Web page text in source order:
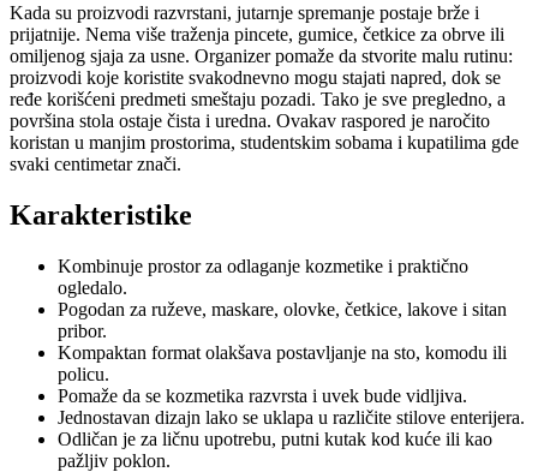
Kada su proizvodi razvrstani, jutarnje spremanje postaje brže i
prijatnije. Nema više traženja pincete, gumice, četkice za obrve ili
omiljenog sjaja za usne. Organizer pomaže da stvorite malu rutinu:
proizvodi koje koristite svakodnevno mogu stajati napred, dok se
ređe korišćeni predmeti smeštaju pozadi. Tako je sve pregledno, a
površina stola ostaje čista i uredna. Ovakav raspored je naročito
koristan u manjim prostorima, studentskim sobama i kupatilima gde
svaki centimetar znači.
Karakteristike
Kombinuje prostor za odlaganje kozmetike i praktično
ogledalo.
Pogodan za ruževe, maskare, olovke, četkice, lakove i sitan
pribor.
Kompaktan format olakšava postavljanje na sto, komodu ili
policu.
Pomaže da se kozmetika razvrsta i uvek bude vidljiva.
Jednostavan dizajn lako se uklapa u različite stilove enterijera.
Odličan je za ličnu upotrebu, putni kutak kod kuće ili kao
pažljiv poklon.